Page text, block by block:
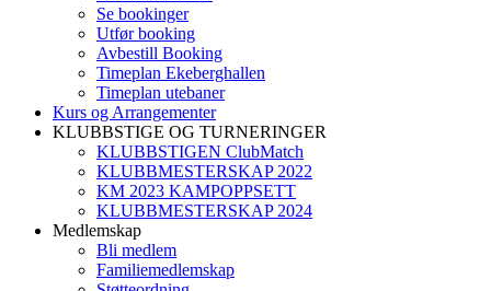
Se bookinger
Utfør booking
Avbestill Booking
Timeplan Ekeberghallen
Timeplan utebaner
Kurs og Arrangementer
KLUBBSTIGE OG TURNERINGER
KLUBBSTIGEN ClubMatch
KLUBBMESTERSKAP 2022
KM 2023 KAMPOPPSETT
KLUBBMESTERSKAP 2024
Medlemskap
Bli medlem
Familiemedlemskap